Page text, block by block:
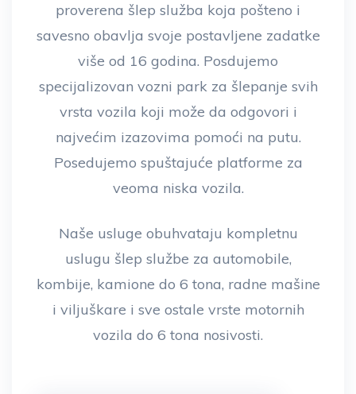
proverena šlep služba koja pošteno i
savesno obavlja svoje postavljene zadatke
više od 16 godina. Posdujemo
specijalizovan vozni park za šlepanje svih
vrsta vozila koji može da odgovori i
najvećim izazovima pomoći na putu.
Posedujemo spuštajuće platforme za
veoma niska vozila.
Naše usluge obuhvataju kompletnu
uslugu šlep službe za automobile,
kombije, kamione do 6 tona, radne mašine
i viljuškare i sve ostale vrste motornih
vozila do 6 tona nosivosti.